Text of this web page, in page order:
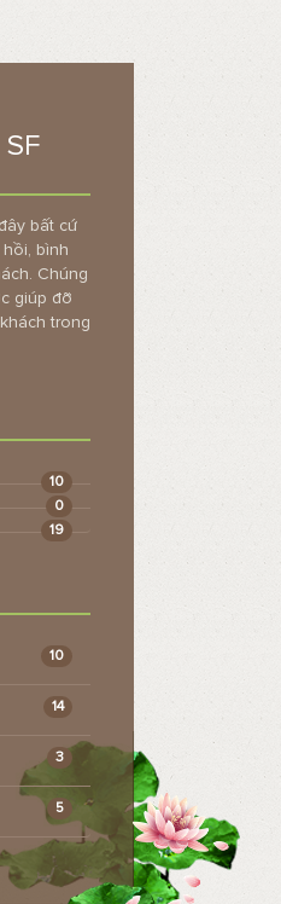
bất cứ
bình
Chúng
giúp đỡ
trong
10
0
19
10
14
3
5